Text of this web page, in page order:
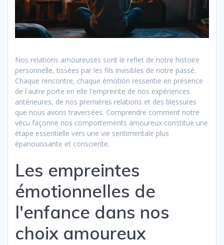
Nos relations amoureuses sont le reflet de notre histoire
personnelle, tissées par les fils invisibles de notre passé.
Chaque rencontre, chaque émotion ressentie en présence
de l'autre porte en elle l'empreinte de nos expériences
antérieures, de nos premières relations et des blessures
que nous avons traversées. Comprendre comment notre
vécu façonne nos comportements amoureux constitue une
étape essentielle vers une vie sentimentale plus
épanouissante et consciente.
Les empreintes
émotionnelles de
l'enfance dans nos
choix amoureux